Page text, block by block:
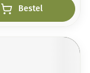
Bestel